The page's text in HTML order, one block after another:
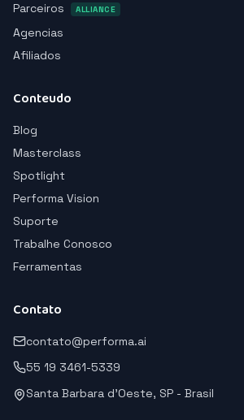
Parceiros
ALLIANCE
Agencias
Afiliados
Conteudo
Blog
Masterclass
Spotlight
Performa Vision
Suporte
Trabalhe Conosco
Ferramentas
Contato
contato@performa.ai
55 19 3461-5339
Santa Barbara d'Oeste, SP - Brasil